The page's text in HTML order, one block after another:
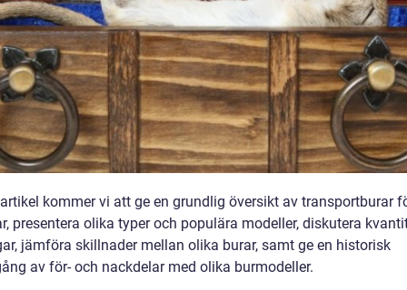
kommer vi att ge en grundlig översikt av transportburar
presentera olika typer och populära modeller, diskutera
jämföra skillnader mellan olika burar, samt ge en historisk
av för- och nackdelar med olika burmodeller.